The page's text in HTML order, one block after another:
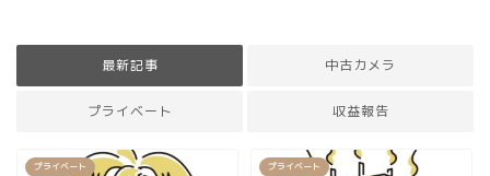
最新記事 中古カメラ
プライベート 収益報告
プライベート プライベート